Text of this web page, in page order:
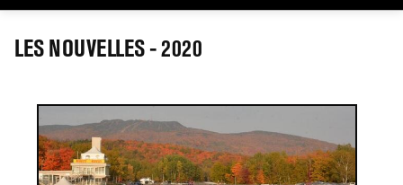
LES NOUVELLES - 2020